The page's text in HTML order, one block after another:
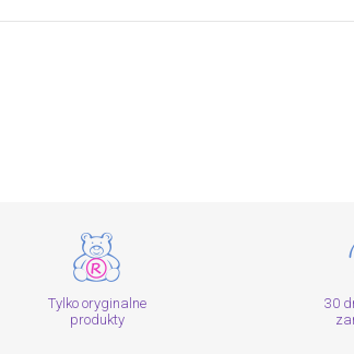
Tylko oryginalne
produkty
30